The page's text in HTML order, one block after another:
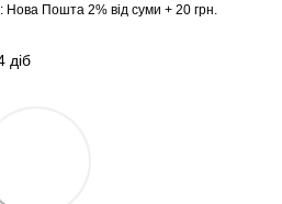
Нова Пошта 2% від суми + 20 грн.
діб